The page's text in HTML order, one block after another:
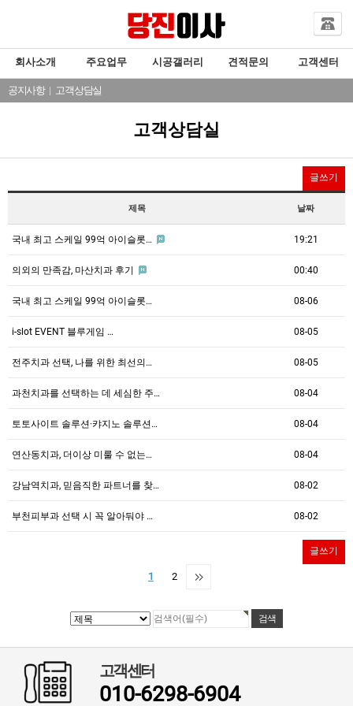
회사소개 주요업무 시공갤러리 견적문의 고객센터
공지사항| 고객상담실
고객상담실
글쓰기
제목 날짜
국내 최고 스케일 99억 아이슬롯… 19:21
의외의 만족감, 마산치과 후기 00:40
국내 최고 스케일 99억 아이슬롯… 08-06
i-slot EVENT 블루게임 … 08-05
전주치과 선택, 나를 위한 최선의… 08-05
과천치과를 선택하는 데 세심한 주… 08-04
토­토사이트 솔루션·캬지노 솔루션… 08-04
연산동치과, 더이상 미룰 수 없는… 08-04
강남역치과, 믿음직한 파트너를 찾… 08-02
부천피부과 선택 시 꼭 알아둬야 … 08-02
글쓰기
1 2
고객센터
010-6298-6904